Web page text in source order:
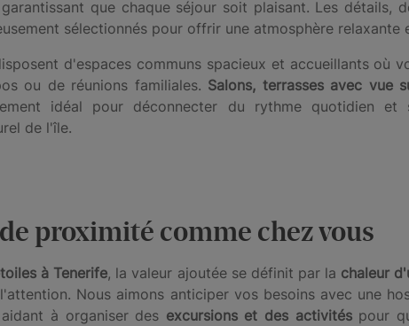
que chaque séjour soit plaisant. Les détails,
sélectionnés pour offrir une atmosphère relaxante
d'espaces communs spacieux et accueillants où
ou de réunions familiales. Salons, terrasses avec vue
idéal pour déconnecter du rythme quotidien et
de l'île.
proximité comme chez vous
à Tenerife, la valeur ajoutée se définit par la chaleur
Nous aimons anticiper vos besoins avec une
à organiser des excursions et des activitéspour